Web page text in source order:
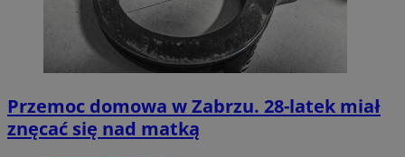
Przemoc domowa w Zabrzu. 28-latek miał
znęcać się nad matką